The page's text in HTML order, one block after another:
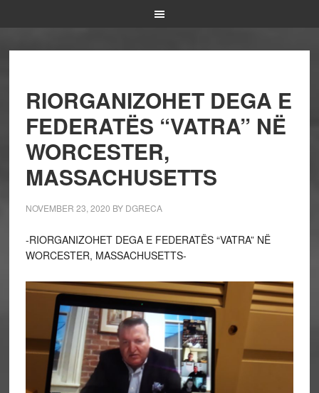
RIORGANIZOHET DEGA E
FEDERATËS “VATRA” NË
WORCESTER,
MASSACHUSETTS
NOVEMBER 23, 2020 BY DGRECA
-RIORGANIZOHET DEGA E FEDERATËS “VATRA” NË
WORCESTER, MASSACHUSETTS-